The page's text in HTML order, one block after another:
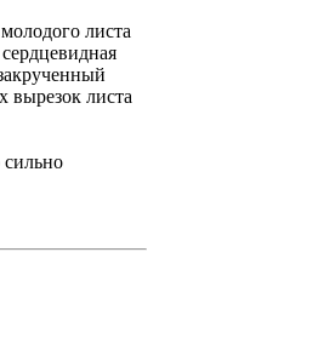
листа
вырезок листа